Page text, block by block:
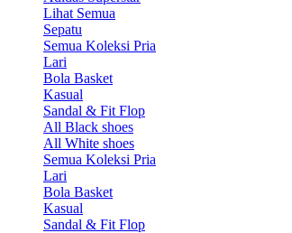
Lihat Semua
Sepatu
Semua Koleksi Pria
Lari
Bola Basket
Kasual
Sandal & Fit Flop
All Black shoes
All White shoes
Semua Koleksi Pria
Lari
Bola Basket
Kasual
Sandal & Fit Flop